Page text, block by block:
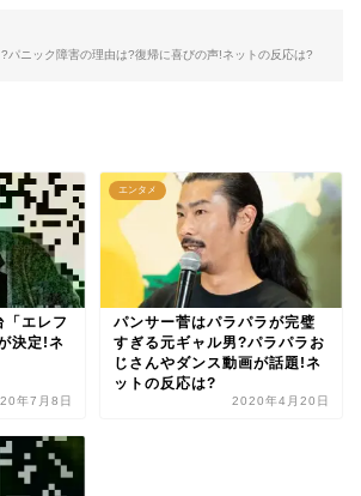
パニック障害の理由は?復帰に喜びの声!ネットの反応は?
「エレフ
決定!ネ
年7月8日
エンタメ
パンサー菅はパラパラが完璧
すぎる元ギャル男?パラパラお
じさんやダンス動画が話題!ネ
ットの反応は?
2020年4月20日